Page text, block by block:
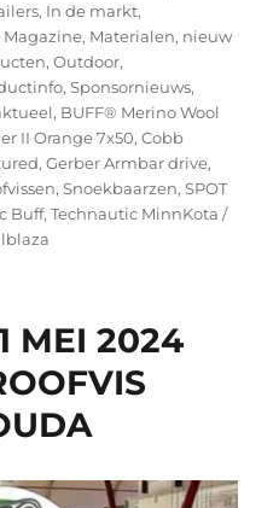
, In de markt,
Magazine, Materialen, nieuw
,Outdoor,
,Sponsornieuws,
, BUFF® Merino Wool
II Orange 7x50,Cobb
,Gerber Armbar drive,
,Snoekbaarzen,SPOT
Buff,Technautic MinnKota /
MEI 2024